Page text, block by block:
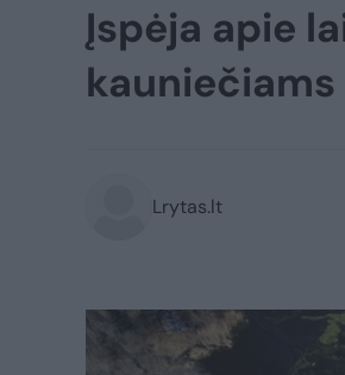
Įspėja apie
Lrytas.lt